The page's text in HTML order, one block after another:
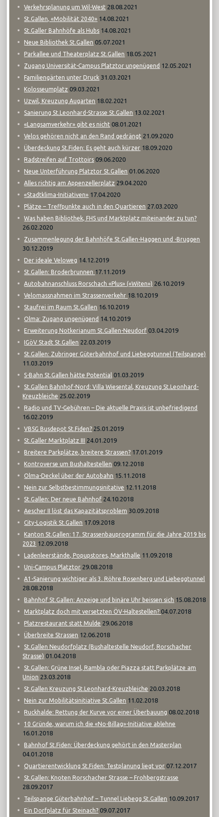
Verkehrsplanung um Wil-West 28.08.2021
St.Gallen, «Mobilität 2040» 14.08.2021
St.Galler Bahnhöfe als Hubs 14.08.2021
Neue Bibliothek St.Gallen 05.07.2021
Parkallee und Theaterplatz St.Gallen 18.05.2021
Zugang Universität-Campus Platztor ungenügend 12.05.2021
Familiengärten unter Druck 31.03.2021
Kolosseumplatz 09.03.2021
Uzwil, Kreuzung Augarten 18.02.2021
Sanierung St.Leonhard-Strasse St.Gallen 13.02.2021
«Langsamverkehr» gibt es nicht 08.01.2021
Velos gehören nicht an den Rand gedrängt 21.09.2020
Überdeckung St.Fiden: Es geht auch kürzer 18.09.2020
Radstreifen auf Trottoirs 09.06.2020
Neue Unterführung Platztor St.Gallen 01.06.2020
Alles richtig am Appenzellerplatz 29.04.2020
«Stadtklima-Initiativen» 17.04.2020
Plätze – Treffpunkte auch in den Quartieren 27.03.2020
Was haben Bibliothek, FHS und Marktplatz miteinander zu tun?
26.02.2020
Zusammenlegung der Bahnhöfe St.Gallen-Haggen und -Bruggen
30.12.2019
Der ideale Veloweg 14.12.2019
St.Gallen: Broderbrunnen 17.11.2019
Autobahnanschluss Rorschach «Plus» («Witen») 26.10.2019
Velomassnahmen im Strassenverkehr 18.10.2019
Staufrei im Raum St.Gallen 16.10.2019
Olma: Zugang ungenügend 14.10.2019
Erweiterung Notkerianum St.Gallen-Neudorf 03.04.2019
IGöV Stadt St.Gallen 22.03.2019
St.Gallen: Zubringer Güterbahnhof und Liebeggtunnel (Teilspange)
11.03.2019
S-Bahn St.Gallen hätte Potential 01.03.2019
St.Gallen Bahnhof-Nord: Villa Wiesental, Kreuzung St.Leonhard-
Kreuzbleiche 25.02.2019
Radio und TV-Gebühren – Die aktuelle Praxis ist unbefriedigend
16.02.2019
VBSG Busdepot St.Fiden? 25.01.2019
St.Galler Marktplatz III 24.01.2019
Breitere Parkplätze, breitere Strassen? 17.01.2019
Kontroverse um Bushaltestellen 09.12.2018
Olma-Deckel über der Autobahn 15.11.2018
Nein zur Selbstbestimmungsinitative 12.11.2018
St.Gallen: Der neue Bahnhof 24.10.2018
Aescher II löst das Kapazitätsproblem 30.09.2018
City-Logistik St.Gallen 17.09.2018
Kanton St.Gallen: 17. Strassenbauprogramm für die Jahre 2019 bis
2023 12.09.2018
Ladenleerstände, Popupstores, Markthalle 11.09.2018
Uni-Campus Platztor 29.08.2018
A1-Sanierung wichtiger als 3. Röhre Rosenberg und Liebeggtunnel
28.08.2018
Bahnhof St.Gallen: Anzeige und binäre Uhr beissen sich 15.08.2018
Marktplatz doch mit versetzten ÖV-Haltestellen?04.07.2018
Platzrestaurant statt Mulde 29.06.2018
Überbreite Strassen 12.06.2018
St.Gallen Neudorfplatz (Bushaltestelle Neudorf, Rorschacher
Strasse) 01.04.2018
St.Gallen: Grüne Insel, Rambla oder Piazza statt Parkplätze am
Union 23.03.2018
St.Gallen Kreuzung St.Leonhard-Kreuzbleiche 20.03.2018
Nein zur Mobilitätsinitiative St.Gallen 11.02.2018
Ruckhalde: Rettung der Kurve vor einer Überbauung 08.02.2018
10 Gründe, warum ich die «No-Billag»-Initiative ablehne
16.01.2018
Bahnhof St.Fiden: Überdeckung gehört in den Masterplan
04.01.2018
Quartierentwicklung St.Fiden: Testplanung liegt vor 07.12.2017
St.Gallen: Knoten Rorschacher Strasse – Frohbergstrasse
28.09.2017
Teilspange Güterbahnhof – Tunnel Liebegg St.Gallen 10.09.2017
Ein Dorfplatz für Steinach? 09.07.2017